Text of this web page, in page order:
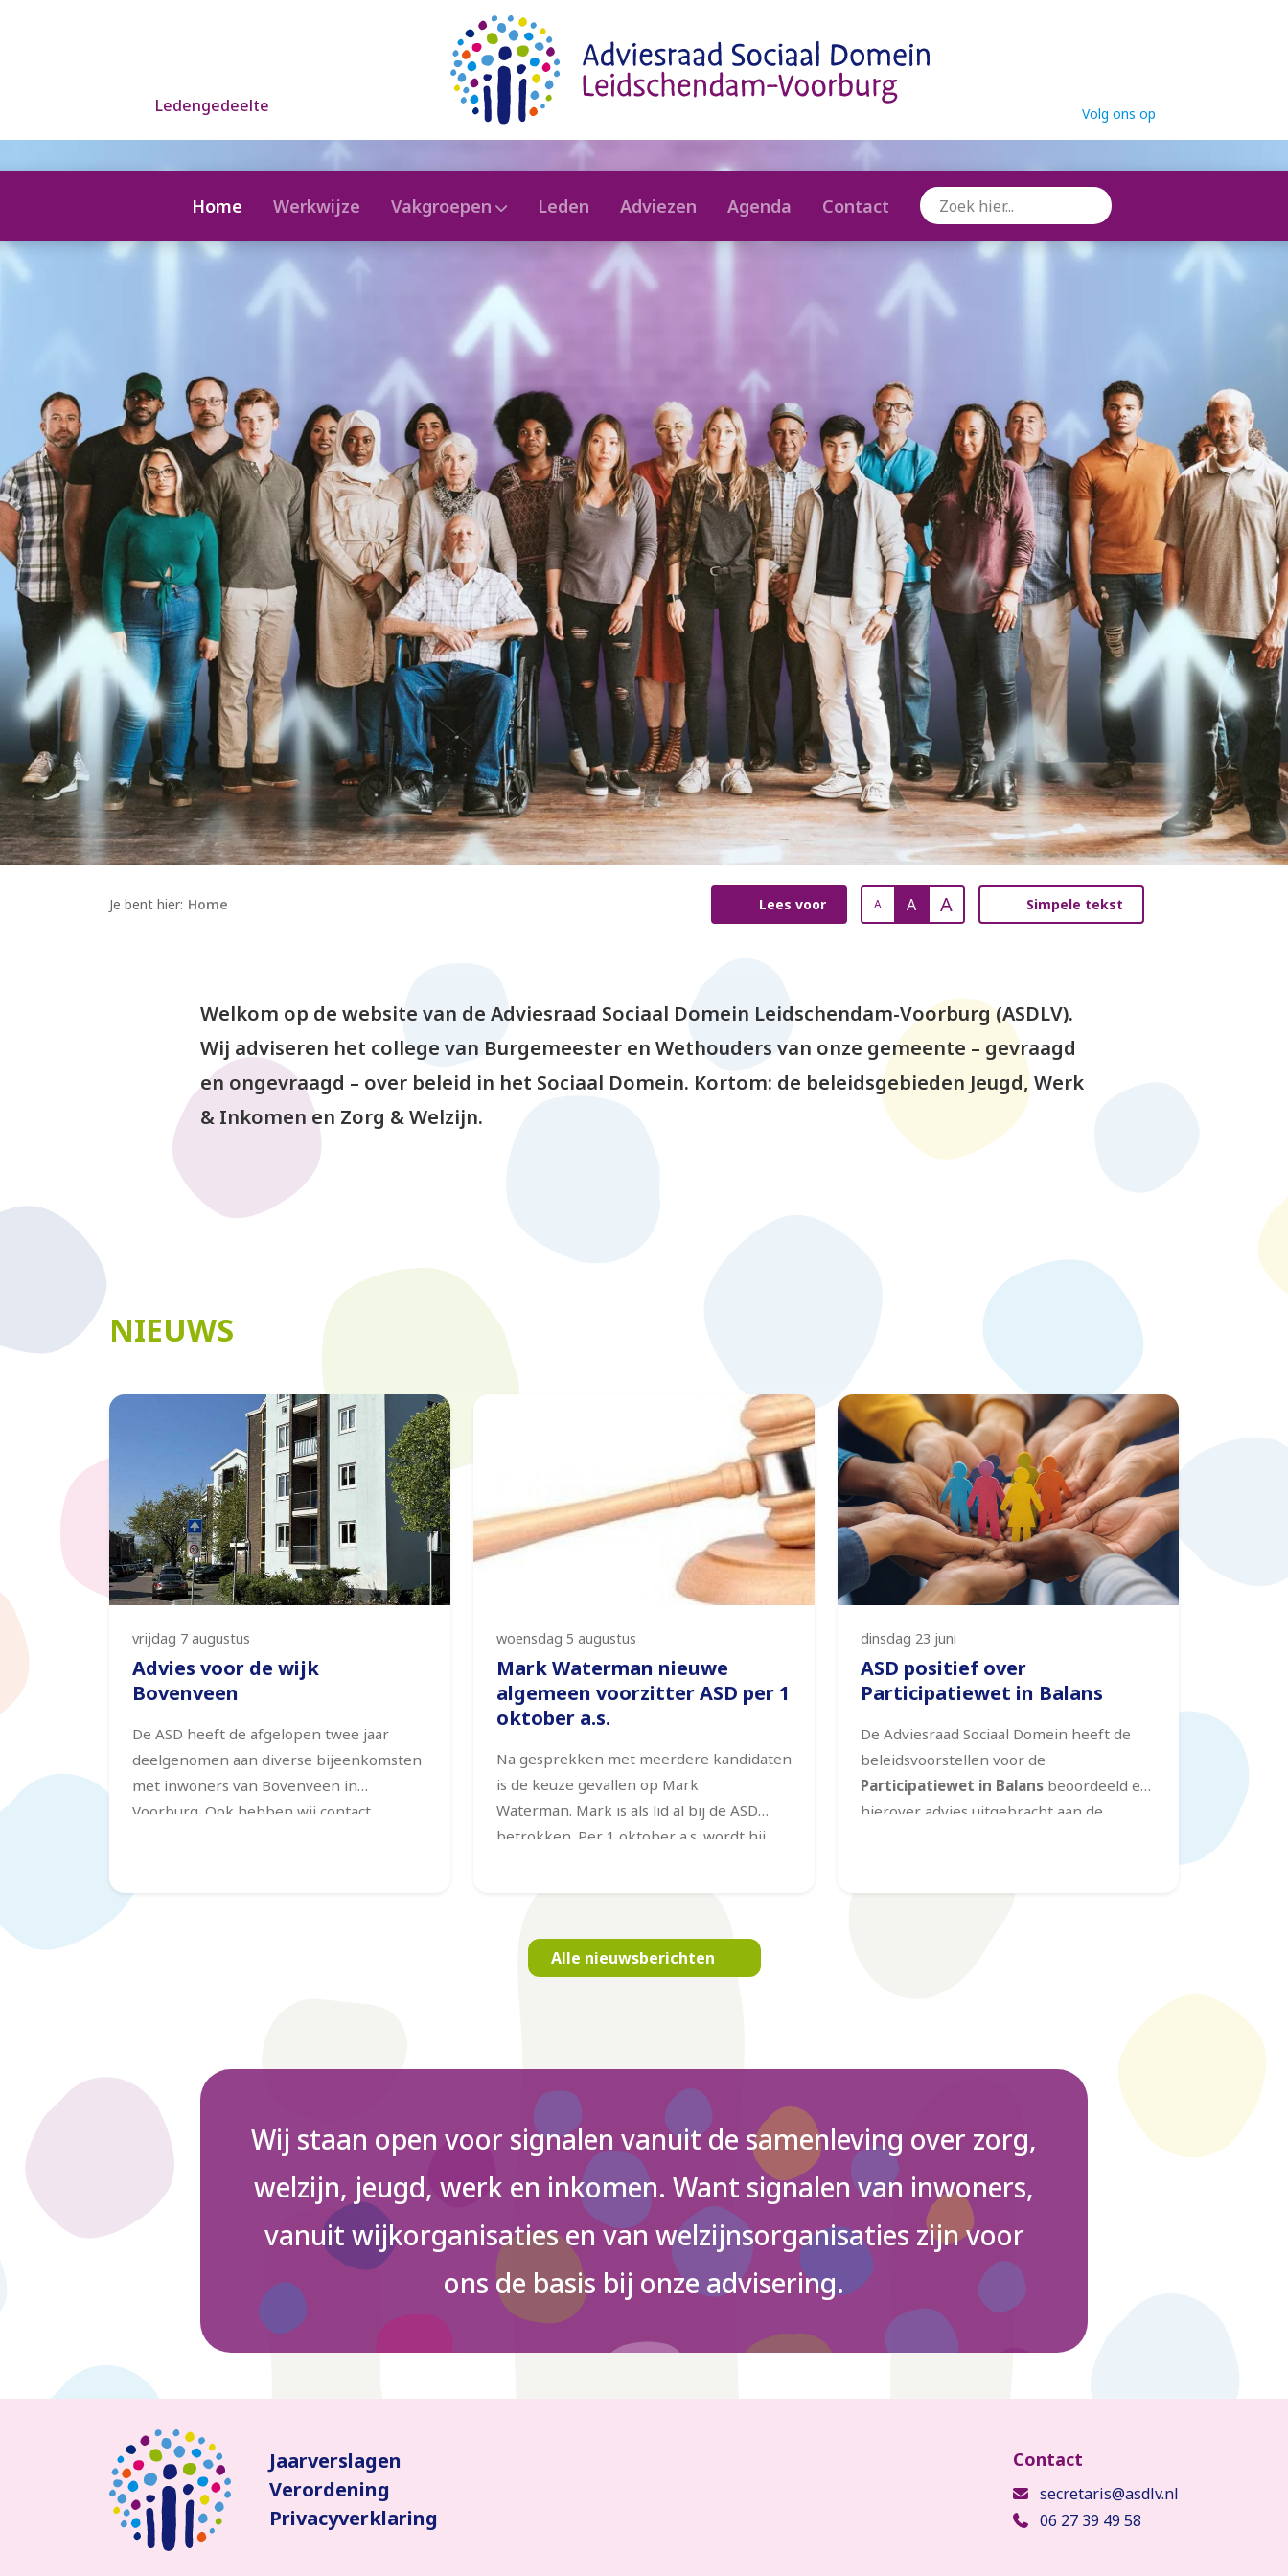
Ledengedeelte Volg ons op
Home Werkwijze Vakgroepen Leden Adviezen Agenda Contact
Je bent hier: Home Lees voor A A A Simpele tekst
Welkom op de website van de Adviesraad Sociaal Domein Leidschendam-Voorburg (ASDLV).
Wij adviseren het college van Burgemeester en Wethouders van onze gemeente – gevraagd
en ongevraagd – over beleid in het Sociaal Domein. Kortom: de beleidsgebieden Jeugd, Werk
& Inkomen en Zorg & Welzijn.
NIEUWS
vrijdag 7 augustus
Advies voor de wijk
Bovenveen
De ASD heeft de afgelopen twee jaar
deelgenomen aan diverse bijeenkomsten
met inwoners van Bovenveen in
Voorburg. Ook hebben wij contact
in deze wijk. Op basis van wat wij gezien
woensdag 5 augustus
Mark Waterman nieuwe
algemeen voorzitter ASD per 1
oktober a.s.
Na gesprekken met meerdere kandidaten
is de keuze gevallen op Mark
Waterman. Mark is als lid al bij de ASD
betrokken. Per 1 oktober a.s. wordt hij
dinsdag 23 juni
ASD positief over
Participatiewet in Balans
De Adviesraad Sociaal Domein heeft de
beleidsvoorstellen voor de
Participatiewet in Balans beoordeeld en
hierover advies uitgebracht aan de
koers. De uitgangspunten van de wet –
Alle nieuwsberichten
Wij staan open voor signalen vanuit de samenleving over zorg,
welzijn, jeugd, werk en inkomen. Want signalen van inwoners,
vanuit wijkorganisaties en van welzijnsorganisaties zijn voor
ons de basis bij onze advisering.
Jaarverslagen
Verordening
Privacyverklaring
secretaris@asdlv.nl
06 27 39 49 58